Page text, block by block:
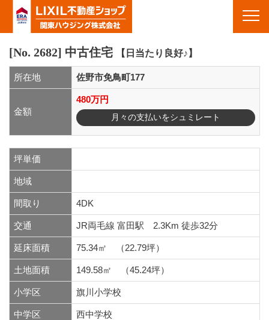
ウジング(株)
[No. 2682] 中古住宅 【日当たり良好♪】
所在地 佐野市免鳥町177
金額
480万円
月々の支払いをシュミレート
坪単価
地域
間取り 4DK
交通 JR両毛線 富田駅 2.3Km 徒歩32分
延床面積 75.34㎡ （22.79坪）
土地面積 149.58㎡ （45.24坪）
小学区 旗川小学校
中学区 西中学校